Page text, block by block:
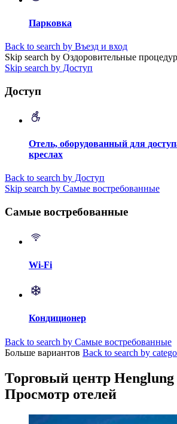
Парковка
Back to search by Въезд и вход
Skip search by Оздоровительные
Skip search by Доступ
Доступ
Отель, оборудованный для
креслах
Back to search by Доступ
Skip search by Самые востребованные
Самые востребованные
Wi-Fi
Кондиционер
Back to search by Самые востребованные
Больше вариантов Back to search by
Торговый центр Henglung
Просмотр отелей